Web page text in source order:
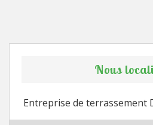
Nous
Entreprise de terrassement